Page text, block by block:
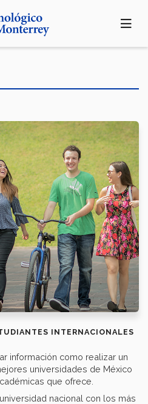
INTERNACIONALES
información como realizar un
universidades de México
que ofrece.
nacional con los más